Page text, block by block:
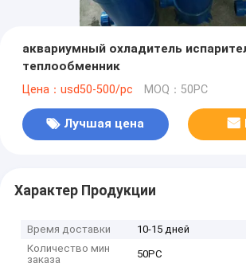
аквариумный охладитель
теплообменник
Цена：usd50-500/pc MOQ：50PC
Лучшая цена
Характер Продукции
Время доставки
10-15 дней
Количество мин
заказа
50PC